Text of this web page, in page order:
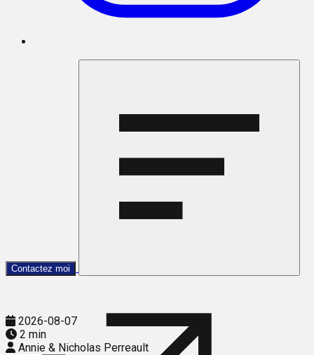
Contactez moi
2026-08-07
2 min
Annie & Nicholas Perreault